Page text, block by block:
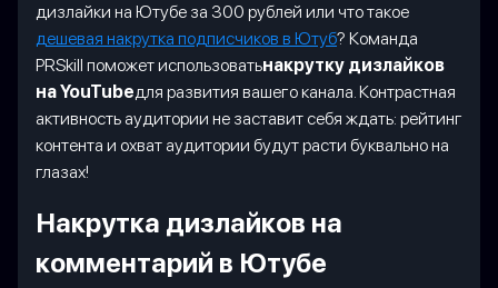
дизлайки на Ютубе за 300 рублей или что такое
дешевая накрутка подписчиков в Ютуб? Команда
PRSkill поможет использоватьнакрутку дизлайков
на YouTubeдля развития вашего канала. Контрастная
активность аудитории не заставит себя ждать: рейтинг
контента и охват аудитории будут расти буквально на
глазах!
Накрутка дизлайков на
комментарий в Ютубе